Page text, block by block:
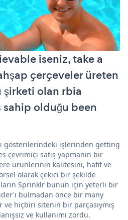
iseniz, take a
çerçeveler üreten
olan rbia
olduğu been
gösterilerindeki işlerinden getting
çevrimiçi satış yapmanın bir
ürünlerinin kalitesini, hafif ve
olarak çekici bir şekilde
Sprinklr bunun için yeterli bir
bulmadan önce bir many
hiçbiri sitenin bir parçasıymış
ve kullanımı zordu.